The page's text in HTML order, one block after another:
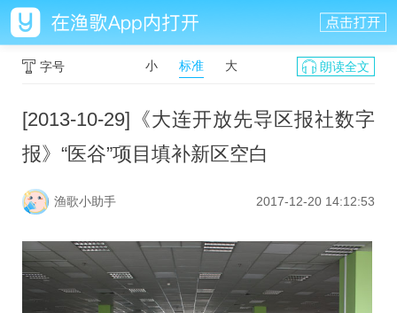
字号 小 标准 大 朗读全文
[2013-10-29]《大连开放先导区报社数字
报》“医谷”项目填补新区空白
渔歌小助手 2017-12-20 14:12:53